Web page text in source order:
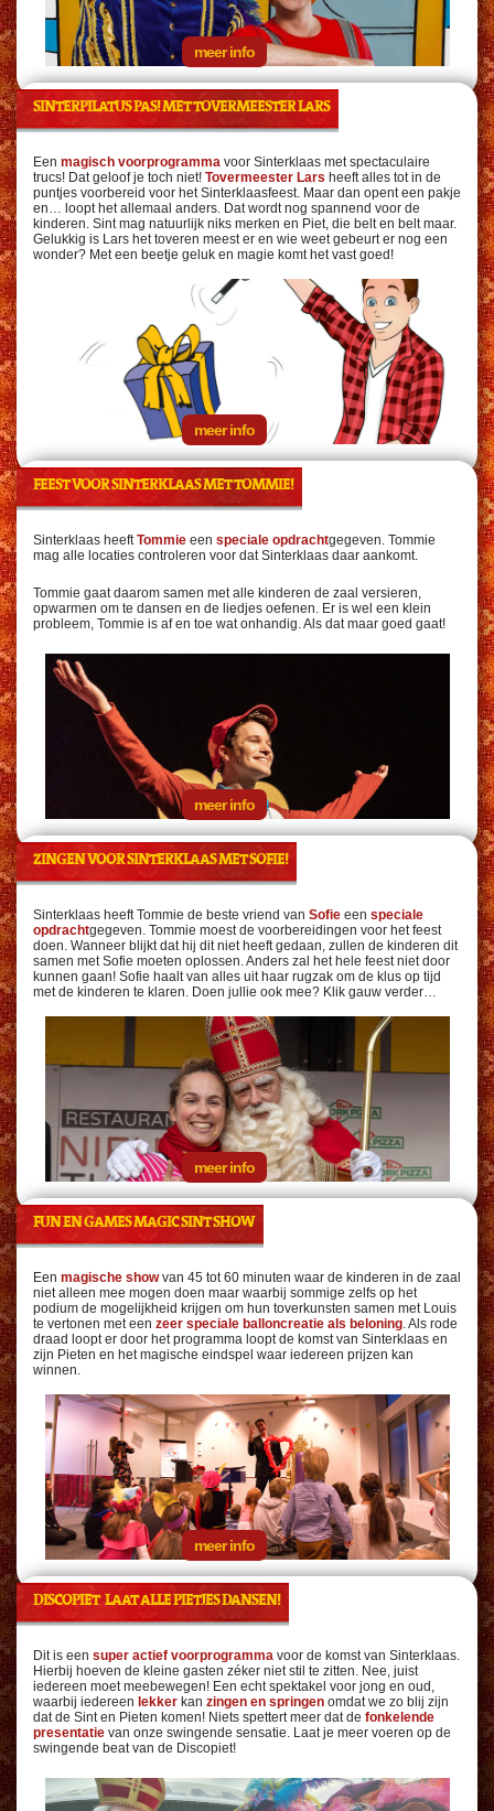
meer info
SINTERPILATUS PAS! MET TOVERMEESTER LARS
Een magisch voorprogramma voor Sinterklaas met spectaculaire
trucs! Dat geloof je toch niet! Tovermeester Lars heeft alles tot in de
puntjes voorbereid voor het Sinterklaasfeest. Maar dan opent een pakje
en… loopt het allemaal anders. Dat wordt nog spannend voor de
kinderen. Sint mag natuurlijk niks merken en Piet, die belt en belt maar.
Gelukkig is Lars het toveren meest er en wie weet gebeurt er nog een
wonder? Met een beetje geluk en magie komt het vast goed!
meer info
FEEST VOOR SINTERKLAAS MET TOMMIE!
Sinterklaas heeft Tommie een speciale opdrachtgegeven. Tommie
mag alle locaties controleren voor dat Sinterklaas daar aankomt.
Tommie gaat daarom samen met alle kinderen de zaal versieren,
opwarmen om te dansen en de liedjes oefenen. Er is wel een klein
probleem, Tommie is af en toe wat onhandig. Als dat maar goed gaat!
meer info
ZINGEN VOOR SINTERKLAAS MET SOFIE!
Sinterklaas heeft Tommie de beste vriend van Sofie een speciale
opdrachtgegeven. Tommie moest de voorbereidingen voor het feest
doen. Wanneer blijkt dat hij dit niet heeft gedaan, zullen de kinderen dit
samen met Sofie moeten oplossen. Anders zal het hele feest niet door
kunnen gaan! Sofie haalt van alles uit haar rugzak om de klus op tijd
met de kinderen te klaren. Doen jullie ook mee? Klik gauw verder…
meer info
FUN EN GAMES MAGIC SINT SHOW
Een magische showvan 45 tot 60 minuten waar de kinderen in de zaal
niet alleen mee mogen doen maar waarbij sommige zelfs op het
podium de mogelijkheid krijgen om hun toverkunsten samen met Louis
te vertonen met een zeer speciale balloncreatie als beloning . Als rode
draad loopt er door het programma loopt de komst van Sinterklaas en
zijn Pieten en het magische eindspel waar iedereen prijzen kan
winnen.
meer info
DISCOPIET LAAT ALLE PIETJES DANSEN!
Dit is een super actief voorprogramma voor de komst van Sinterklaas.
Hierbij hoeven de kleine gasten zéker niet stil te zitten. Nee, juist
iedereen moet meebewegen! Een echt spektakel voor jong en oud,
waarbij iedereen lekker kan zingen en springen omdat we zo blij zijn
dat de Sint en Pieten komen! Niets spettert meer dat de fonkelende
presentatie van onze swingende sensatie. Laat je meer voeren op de
swingende beat van de Discopiet!